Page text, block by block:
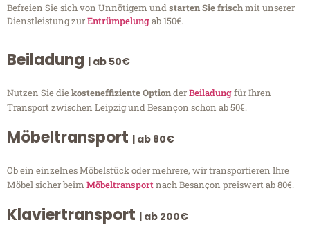
Befreien Sie sich von Unnötigem undstarten Sie frischmit unserer
Dienstleistung zurEntrümpelungab 150€.
Beiladung | ab 50€
Nutzen Sie diekosteneffiziente OptionderBeiladungfür Ihren
Transport zwischen Leipzig und Besançon schon ab 50€.
Möbeltransport | ab 80€
Ob ein einzelnes Möbelstück oder mehrere, wir transportieren Ihre
Möbel sicher beim Möbeltransportnach Besançon preiswert ab 80€.
Klaviertransport | ab 200€